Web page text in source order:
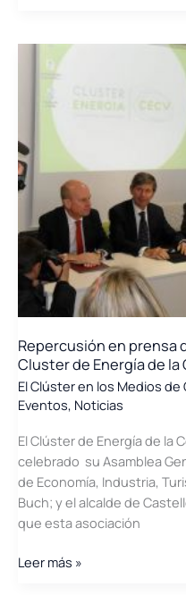
CO2Formare
EGETICA
Repercusión en prensa
Cluster de Energía de
El Clúster en los Medios de
Eventos, Noticias
El Clúster de Energía de la
celebrado su Asamblea
de Economía, Industria,
Buch; y el alcalde de
que esta asociación
Repercusión
Leer más »